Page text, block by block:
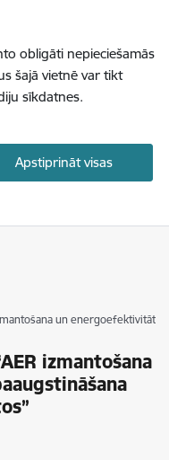
obligāti nepieciešamās
šajā vietnē var tikt
sīkdatnes.
Apstiprināt visas
un
izmantošana